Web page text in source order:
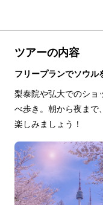
ツアーの内容
フリープランでソウル
梨泰院や弘大でのショ
べ歩き。朝から夜まで
楽しみましょう！